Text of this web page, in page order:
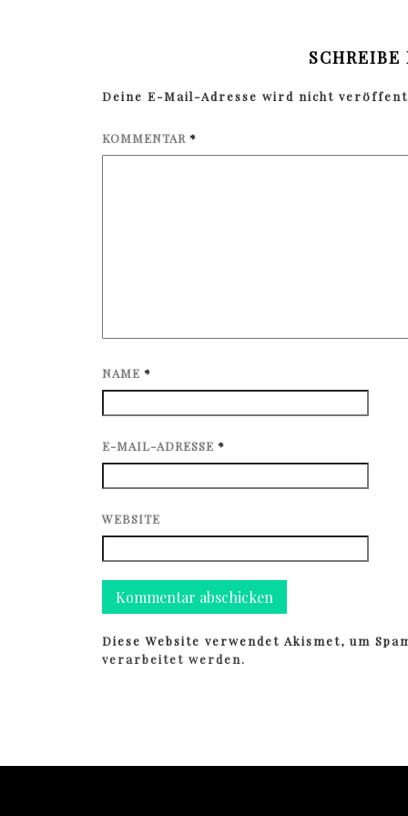
Deine E-Mail-Adresse wird nicht
KOMMENTAR *
NAME *
E-MAIL-ADRESSE *
WEBSITE
Diese Website verwendet Akismet, um
verarbeitet werden.